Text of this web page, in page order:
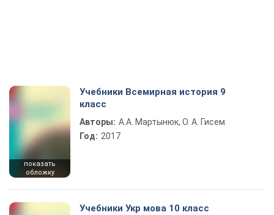
показать
обложку
Учебники Всемирная история 9
класс
Авторы: А.А. Мартынюк, О. А. Гисем
Год: 2017
Учебники Укр мова 10 класс